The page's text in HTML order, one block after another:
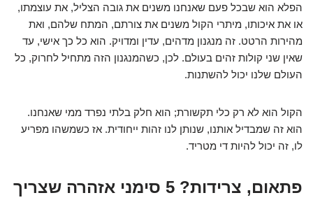
הפלא הוא שבכל פעם שאנחנו משנים את גובה הצליל, את עוצמתו,
או את איכותו, מיתרי הקול משנים את צורתם, המתח שלהם, ואת
מהירות הרטט. זה מנגנון מדהים, עדין ומדויק. הוא כל כך אישי, עד
שאין שני קולות זהים בעולם. לכן, כשהמנגנון הזה מתחיל לחרוק, כל
העולם שלנו יכול להשתנות.
הקול הוא לא רק כלי תקשורת; הוא חלק בלתי נפרד ממי שאנחנו.
הוא זה שמבדיל אותנו, שנותן לנו זהות ייחודית. אז כשמשהו מפריע
לו, זה יכול להיות די מטריד.
פתאום, צרידות? 5 סימני אזהרה שצריך